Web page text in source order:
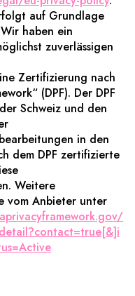
auf Grundlage
haben ein
zuverlässigen
Zertifizierung nach
(DPF). Der DPF
Schweiz und den
in den
dem DPF zertifizierte
Weitere
vom Anbieter unter